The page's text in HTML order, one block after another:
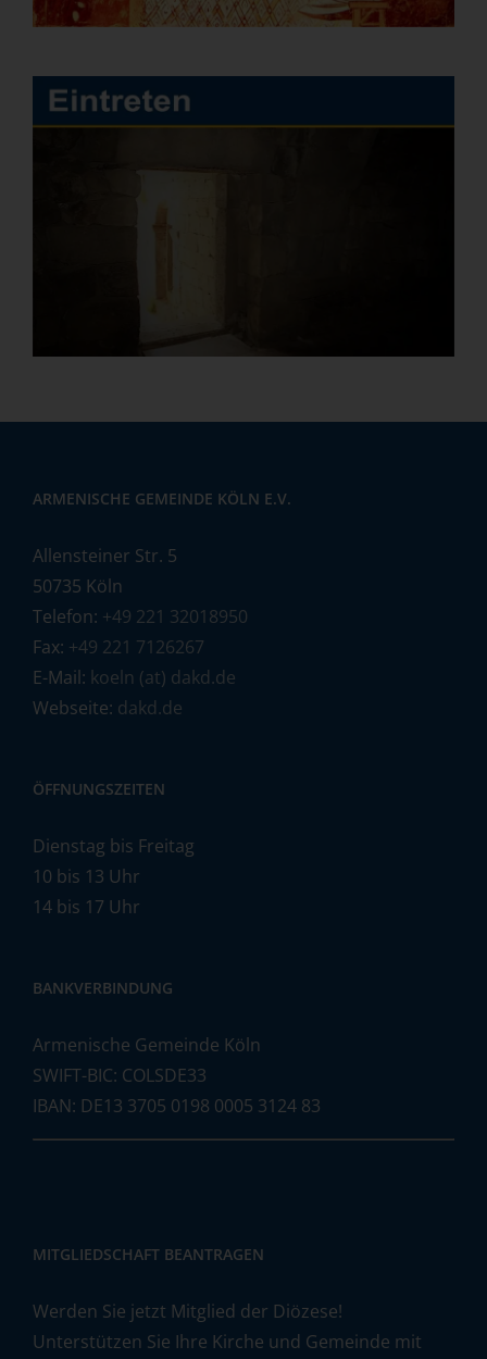
ARMENISCHE GEMEINDE KÖLN E.V.
Allensteiner Str. 5
50735 Köln
Telefon: +49 221 32018950
Fax: +49 221 7126267
E-Mail: koeln (at) dakd.de
Webseite: dakd.de
ÖFFNUNGSZEITEN
Dienstag bis Freitag
10 bis 13 Uhr
14 bis 17 Uhr
BANKVERBINDUNG
Armenische Gemeinde Köln
SWIFT-BIC: COLSDE33
IBAN: DE13 3705 0198 0005 3124 83
MITGLIEDSCHAFT BEANTRAGEN
Werden Sie jetzt Mitglied der Diözese!
Unterstützen Sie Ihre Kirche und Gemeinde mit